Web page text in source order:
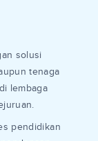
solusi
tenaga
lembaga
pendidikan